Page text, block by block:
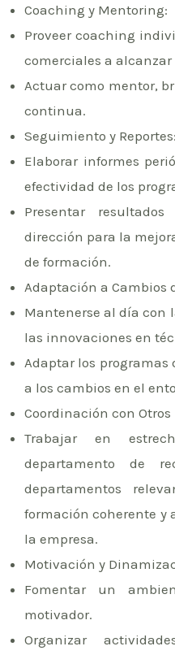
Coaching y Mentoring:
Proveer coaching
comerciales a
Actuar como mentor,
continua.
Seguimiento y Reportes:
Elaborar informes
efectividad de los
Presentar
dirección para la
de formación.
Adaptación a Cambios
Mantenerse al día con
las innovaciones en
Adaptar los programas
a los cambios en el
Coordinación con
Trabajar en
departamento de
departamentos
formación coherente y
la empresa.
Motivación y
Fomentar un
motivador.
Organizar